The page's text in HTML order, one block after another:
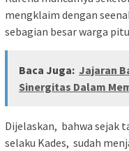
mengklaim dengan
sebagian besar warga
Baca Juga: Jajaran
Sinergitas Dalam
Dijelaskan, bahwa sejak
selaku Kades, sudah